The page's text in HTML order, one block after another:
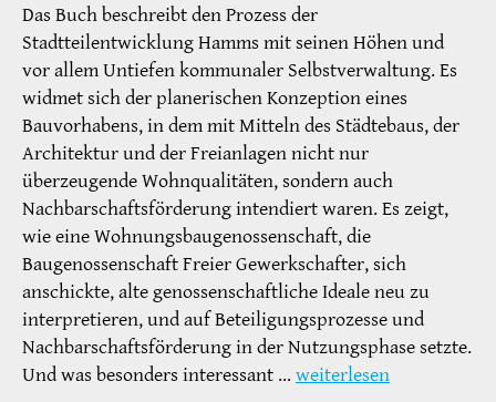
Das Buch beschreibt den Prozess der
Stadtteilentwicklung Hamms mit seinen Höhen und
vor allem Untiefen kommunaler Selbstverwaltung. Es
widmet sich der planerischen Konzeption eines
Bauvorhabens, in dem mit Mitteln des Städtebaus, der
Architektur und der Freianlagen nicht nur
überzeugende Wohnqualitäten, sondern auch
Nachbarschaftsförderung intendiert waren. Es zeigt,
wie eine Wohnungsbaugenossenschaft, die
Baugenossenschaft Freier Gewerkschafter, sich
anschickte, alte genossenschaftliche Ideale neu zu
interpretieren, und auf Beteiligungsprozesse und
Nachbarschaftsförderung in der Nutzungsphase setzte.
Und was besonders interessant … weiterlesen